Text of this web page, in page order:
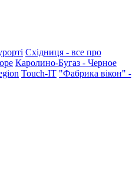
Східниця - все про
Каролино-Бугаз - Черное
Touch-IT "Фабрика вікон" -